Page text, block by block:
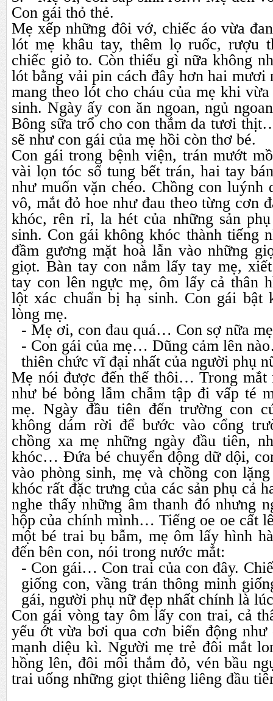
Con gái thỏ thẻ.
Mẹ xếp những đôi vớ, chiếc áo vừa
lót mẹ khâu tay, thêm lọ ruốc, rượu
chiếc giỏ to. Còn thiếu gì nữa không
lót bằng vải pin cách đây hơn hai mươi
mang theo lót cho cháu của mẹ khi
sinh. Ngày ấy con ăn ngoan, ngủ
Bông sữa trổ cho con thắm da tươi
sẽ như con gái của mẹ hồi còn thơ bé.
Con gái trong bệnh viện, trán mướt
vài lọn tóc sổ tung bết trán, hai tay
như muốn vặn chéo. Chồng con luýnh
vô, mắt đỏ hoe như đau theo từng cơn
khóc, rên rỉ, la hét của những sản
sinh. Con gái không khóc thành tiếng
đầm gương mặt hoà lẫn vào những
giọt. Bàn tay con nắm lấy tay mẹ,
tay con lên ngực mẹ, ôm lấy cả thân
lột xác chuẩn bị hạ sinh. Con gái bật
lòng mẹ.
- Mẹ ơi, con đau quá… Con sợ nữa
- Con gái của mẹ… Dũng cảm lên
thiên chức vĩ đại nhất của người phụ
Mẹ nói được đến thế thôi… Trong mắt
như bé bỏng lẫm chẫm tập đi vấp té
mẹ. Ngày đầu tiên đến trường con
không dám rời để bước vào cổng
chồng xa mẹ những ngày đầu tiên,
khóc… Đứa bé chuyển động dữ dội,
vào phòng sinh, mẹ và chồng con
khóc rất đặc trưng của các sản phụ cả
nghe thấy những âm thanh đó nhưng
hộp của chính mình… Tiếng oe oe cất
một bé trai bụ bẫm, mẹ ôm lấy hình
đến bên con, nói trong nước mắt:
- Con gái… Con trai của con đây.
giống con, vầng trán thông minh
gái, người phụ nữ đẹp nhất chính là
Con gái vòng tay ôm lấy con trai, cả
yếu ớt vừa bơi qua cơn biển động như
mạnh diệu kì. Người mẹ trẻ đôi mắt
hồng lên, đôi môi thắm đỏ, vén bầu
trai uống những giọt thiêng liêng đầu